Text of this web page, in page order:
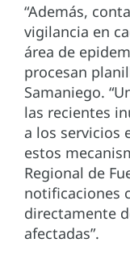
“Además,
vigilancia en
área de
procesan
Samaniego.
las recientes
a los servicios
estos
Regional de
notificaciones
directamente
afectadas”.